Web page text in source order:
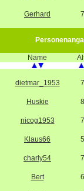
Gerhard
Name
dietmar_1953
Huskie
nicog1953
Klaus66
charly54
Bert